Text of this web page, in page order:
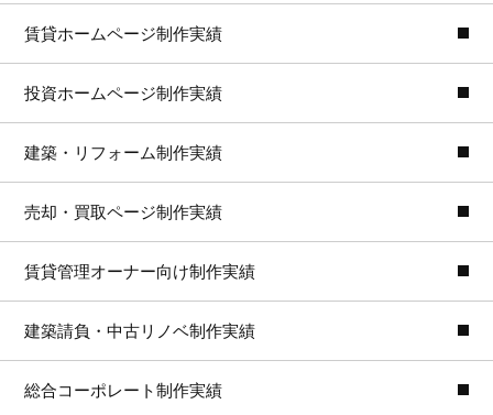
賃貸ホームページ制作実績
投資ホームページ制作実績
建築・リフォーム制作実績
売却・買取ページ制作実績
賃貸管理オーナー向け制作実績
建築請負・中古リノベ制作実績
総合コーポレート制作実績